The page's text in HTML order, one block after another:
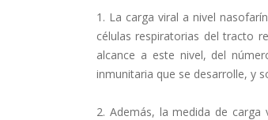
1. La carga viral a nivel
células respiratorias del tracto
alcance a este nivel, del
inmunitaria que se desarrolle, y
2. Además, la medida de carga